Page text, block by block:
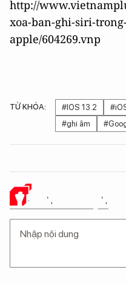
http://
xoa-ban-ghi-siri-
apple/604269.vnp
TỪ KHÓA: #IOS 13.2
#ghi âm
Ý KIẾN CỦA BẠN